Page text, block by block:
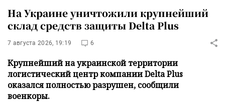
На Украине уничтожили крупнейший
склад средств защиты Delta Plus
7 августа 2026, 19:19 6
Крупнейший на украинской территории
логистический центр компании Delta Plus
оказался полностью разрушен, сообщили
военкоры.